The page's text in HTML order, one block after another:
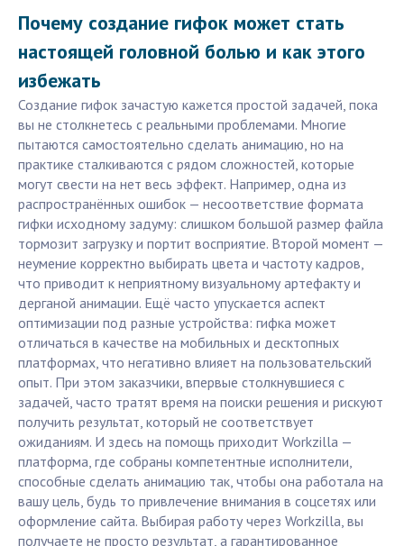
Почему создание гифок может стать
настоящей головной болью и как этого
избежать
Создание гифок зачастую кажется простой задачей, пока
вы не столкнетесь с реальными проблемами. Многие
пытаются самостоятельно сделать анимацию, но на
практике сталкиваются с рядом сложностей, которые
могут свести на нет весь эффект. Например, одна из
распространённых ошибок — несоответствие формата
гифки исходному задуму: слишком большой размер файла
тормозит загрузку и портит восприятие. Второй момент —
неумение корректно выбирать цвета и частоту кадров,
что приводит к неприятному визуальному артефакту и
дерганой анимации. Ещё часто упускается аспект
оптимизации под разные устройства: гифка может
отличаться в качестве на мобильных и десктопных
платформах, что негативно влияет на пользовательский
опыт. При этом заказчики, впервые столкнувшиеся с
задачей, часто тратят время на поиски решения и рискуют
получить результат, который не соответствует
ожиданиям. И здесь на помощь приходит Workzilla —
платформа, где собраны компетентные исполнители,
способные сделать анимацию так, чтобы она работала на
вашу цель, будь то привлечение внимания в соцсетях или
оформление сайта. Выбирая работу через Workzilla, вы
получаете не просто результат, а гарантированное